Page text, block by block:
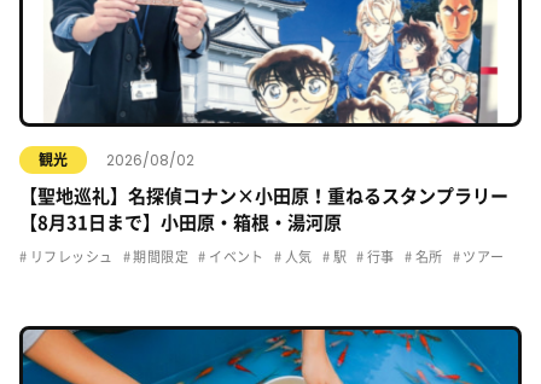
観光 2026/08/02
【聖地巡礼】名探偵コナン×小田原！重ねるスタンプラリー
【8月31日まで】小田原・箱根・湯河原
リフレッシュ 期間限定 イベント 人気 駅 行事 名所 ツアー